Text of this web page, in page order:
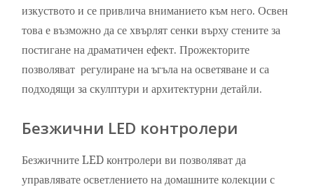
изкуството и се привлича вниманието към него. Освен
това е възможно да се хвърлят сенки върху стените за
постигане на драматичен ефект. Прожекторите
позволяват регулиране на ъгъла на осветяване и са
подходящи за скулптури и архитектурни детайли.
Безжични LED контролери
Безжичните LED контролери ви позволяват да
управлявате осветлението на домашните колекции с